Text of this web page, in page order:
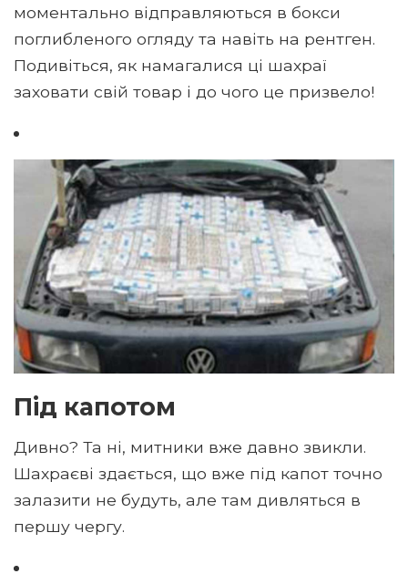
моментально відправляються в бокси
поглибленого огляду та навіть на рентген.
Подивіться, як намагалися ці шахраї
заховати свій товар і до чого це призвело!
Під капотом
Дивно? Та ні, митники вже давно звикли.
Шахраєві здається, що вже під капот точно
залазити не будуть, але там дивляться в
першу чергу.